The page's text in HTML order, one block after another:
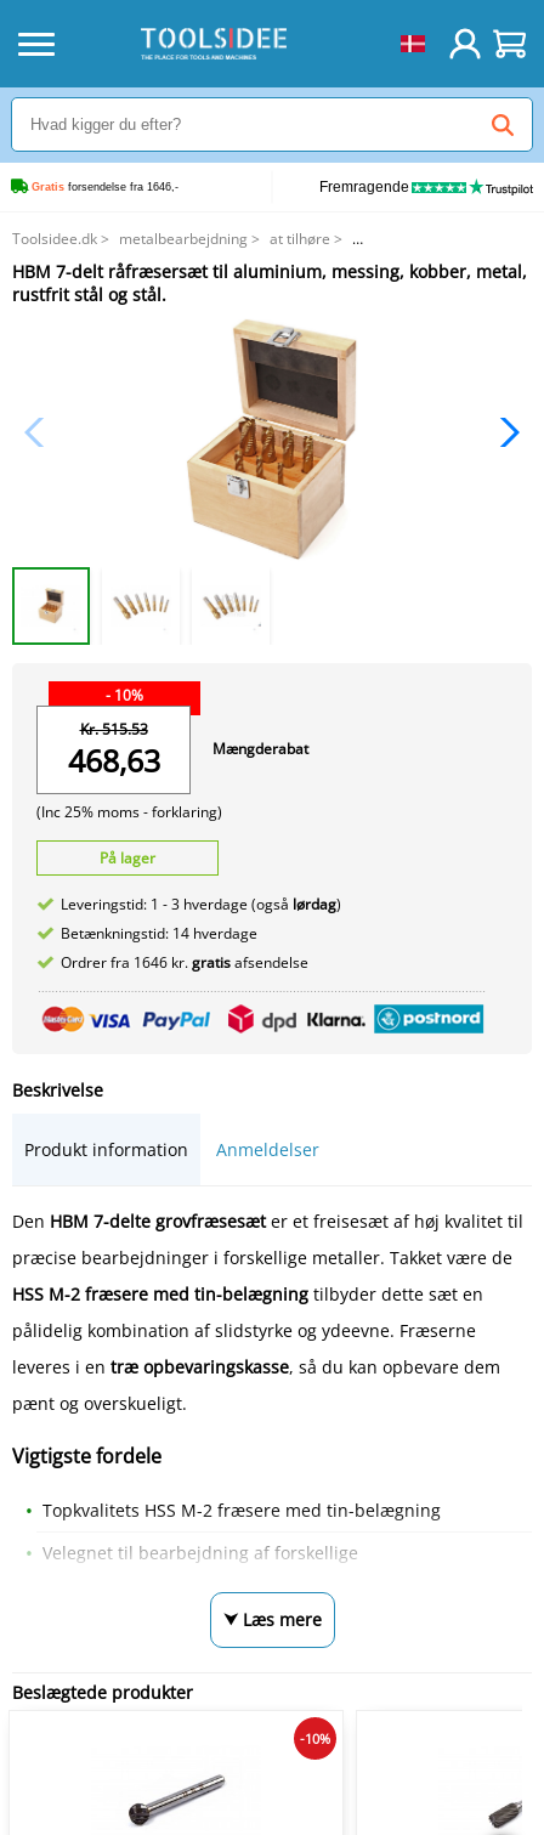
Gratis forsendelse fra 1646,- Fremragende
Toolsidee.dk> metalbearbejdning > at tilhøre >
HBM 7-delt råfræsersæt til aluminium, messing, kobber, metal, rustfrit stål
og stål.
HBM 7-delt råfræsersæt til aluminium, messing, kobber, metal,
rustfrit stål og stål.
- 10%
Kr. 515.53
468,63
(Inc 25% moms -forklaring)
Mængderabat
På lager
Leveringstid: 1 - 3 hverdage (også lørdag)
Betænkningstid: 14 hverdage
Ordrer fra 1646 kr.gratisafsendelse
Beskrivelse
Produkt information Anmeldelser
Den HBM 7-delte grovfræsesæter et freisesæt af høj kvalitet til
præcise bearbejdninger i forskellige metaller. Takket være de
HSS M-2 fræsere med tin-belægning tilbyder dette sæt en
pålidelig kombination af slidstyrke og ydeevne. Fræserne
leveres i en træ opbevaringskasse, så du kan opbevare dem
pænt og overskueligt.
Vigtigste fordele
Topkvalitets HSS M-2 fræsere med tin-belægning
Velegnet til bearbejdning af forskellige
⮟ Læs mere
Beslægtede produkter
-10%